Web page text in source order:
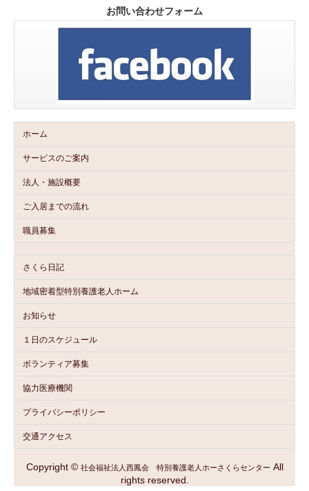
お問い合わせフォーム
ホーム
サービスのご案内
法人・施設概要
ご入居までの流れ
職員募集
さくら日記
地域密着型特別養護老人ホーム
お知らせ
１日のスケジュール
ボランティア募集
協力医療機関
プライバシーポリシー
交通アクセス
Copyright © 社会福祉法人西鳳会 特別養護老人ホーさくらセンター All
rights reserved.